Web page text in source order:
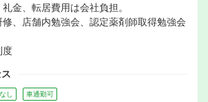
金、転居費用は会社負担。
、店舗内勉強会、認定薬剤師取得勉強会
度
し 車通勤可